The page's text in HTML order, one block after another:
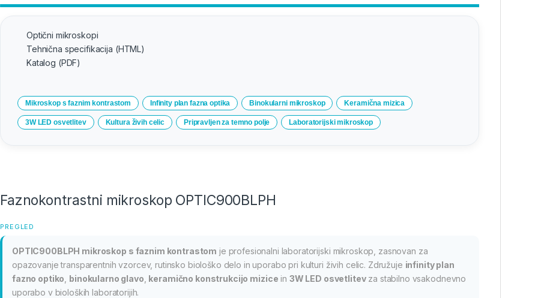
Optični mikroskopi
Tehnična specifikacija (HTML)
Katalog (PDF)
Mikroskop s faznim kontrastom Infinity plan fazna optika Binokularni mikroskop Keramična mizica
3W LED osvetlitev Kultura živih celic Pripravljen za temno polje Laboratorijski mikroskop
Faznokontrastni mikroskop OPTIC900BLPH
PREGLED
OPTIC900BLPH mikroskop s faznim kontrastom je profesionalni laboratorijski mikroskop, zasnovan za
opazovanje transparentnih vzorcev, rutinsko biološko delo in uporabo pri kulturi živih celic. Združuje infinity plan
fazno optiko binokularno glavo keramično konstrukcijo mizice in 3W LED osvetlitevza stabilno vsakodnevno
uporabo v bioloških laboratorijih.